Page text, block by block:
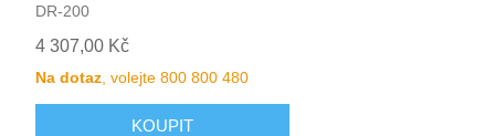
DR-200
4 307,00 Kč
Na dotaz , volejte 800 800 480